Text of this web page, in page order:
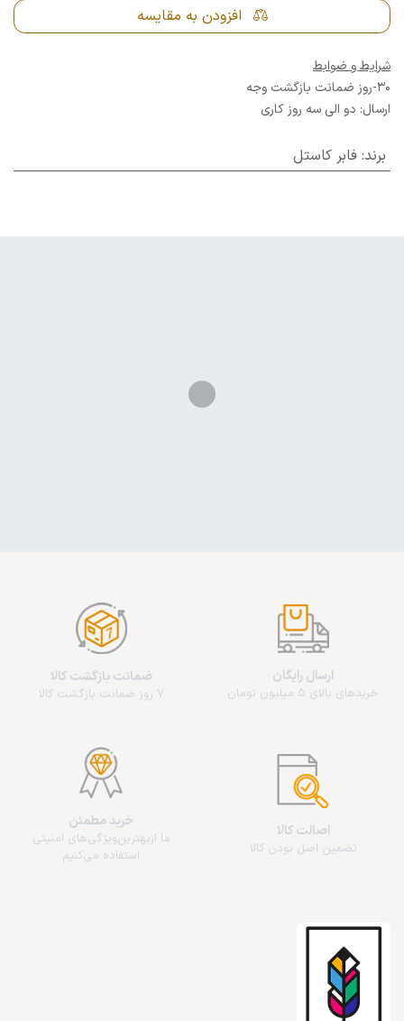
افزودن به مقایسه
شرایط و ضوابط
30-روز ضمانت بازگشت وجه
ارسال: دو الی سه روز کاری
برند: فابر کاستل
ارسال رایگان
خریدهای بالای 5 میلیون تومان
ضمانت بازگشت کالا
7 روز ضمانت بازگشت کالا
اصالت کالا
تضمین اصل بودن کالا
خرید مطمئن
ما از‌بهترین‌ویژگی‌های امنیتی
استفاده می‌کنیم